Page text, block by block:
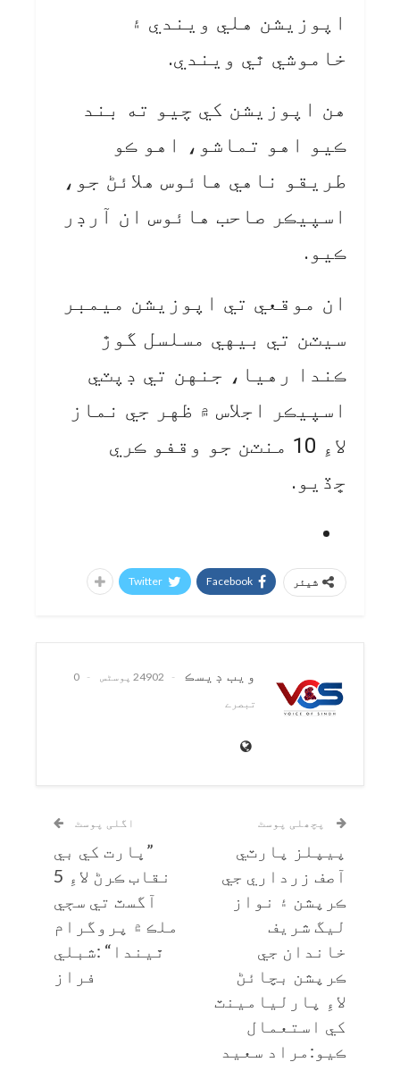
اپوزيشن هلي ويندي ۽
خاموشي ٿي ويندي.
هن اپوزيشن کي چيو ته بند
ڪيو اهو تماشو، اهو ڪو
طريقو ناهي هائوس هلائڻ جو،
اسپيڪر صاحب هائوس ان آرڊر
ڪيو.
ان موقعي تي اپوزيشن ميمبر
سيٽن تي بيهي مسلسل گوڙ
ڪندا رهيا، جنهن تي ڊپٽي
اسپيڪر اجلاس ۾ ظهر جي نماز
لاءِ 10 منٽن جو وقفو ڪري
ڇڏيو.
شیئر Facebook
Twitter
ويب ڊيسڪ 24902 پوسٹس
0
تبصرے
پچھلی پوسٹ
پيپلز پارٽي
آصف زرداري جي
ڪرپشن ۽ نواز
ليگ شريف
خاندان جي
ڪرپشن بچائڻ
لاءِ پارليامينٽ
کي استعمال
ڪيو:مراد سعيد
اگلی پوسٹ
”ڀارت کي بي
نقاب ڪرڻ لاءِ 5
آگسٽ تي سڄي
ملڪ ۾ پروگرام
ٿيندا“ :شبلي
فراز